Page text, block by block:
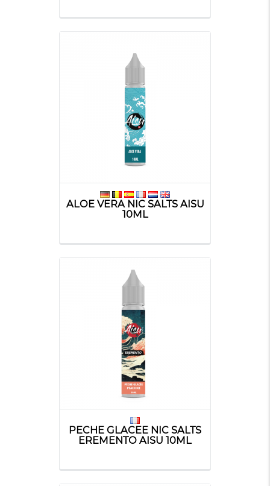
ALOE VERA NIC SALTS AISU
10ML
PECHE GLACEE NIC SALTS
EREMENTO AISU 10ML